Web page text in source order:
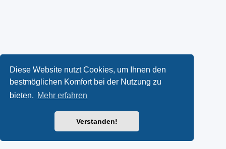
Diese Website nutzt Cookies, um Ihnen den
bestmöglichen Komfort bei der Nutzung zu
bieten. Mehr erfahren
Verstanden!